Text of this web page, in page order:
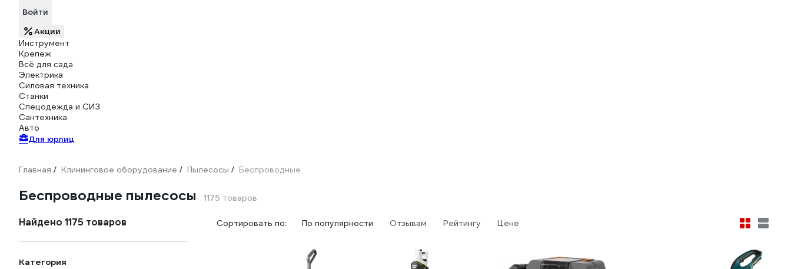
Войти
Акции
Инструмент
Крепеж
Всё для сада
Электрика
Силовая техника
Станки
Спецодежда и СИЗ
Сантехника
Авто
Для юрлиц
Главная / Клининговое оборудование / Пылесосы / Беспроводные
Беспроводные пылесосы 1175 товаров
Найдено 1175 товаров
Категория
Сортировать по: По популярности Отзывам Рейтингу Цене